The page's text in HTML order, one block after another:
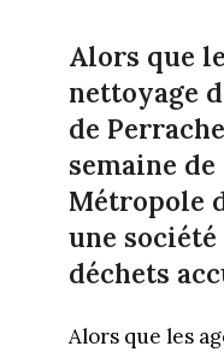
Alors que
nettoyage
de
semaine
Métropole
une
déchets
Alors que les